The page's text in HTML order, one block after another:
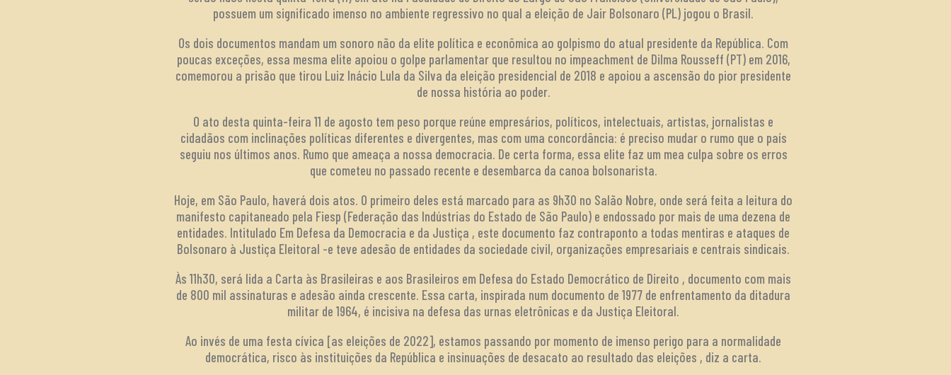
possuem um significado imenso no ambiente regressivo no qual a eleição de Jair Bolsonaro (PL) jogou o Brasil.
Os dois documentos mandam um sonoro não da elite política e econômica ao golpismo do atual presidente da República. Com
poucas exceções, essa mesma elite apoiou o golpe parlamentar que resultou no impeachment de Dilma Rousseff (PT) em 2016,
comemorou a prisão que tirou Luiz Inácio Lula da Silva da eleição presidencial de 2018 e apoiou a ascensão do pior presidente
de nossa história ao poder.
O ato desta quinta-feira 11 de agosto tem peso porque reúne empresários, políticos, intelectuais, artistas, jornalistas e
cidadãos com inclinações políticas diferentes e divergentes, mas com uma concordância: é preciso mudar o rumo que o país
seguiu nos últimos anos. Rumo que ameaça a nossa democracia. De certa forma, essa elite faz um mea culpa sobre os erros
que cometeu no passado recente e desembarca da canoa bolsonarista.
Hoje, em São Paulo, haverá dois atos. O primeiro deles está marcado para as 9h30 no Salão Nobre, onde será feita a leitura do
manifesto capitaneado pela Fiesp (Federação das Indústrias do Estado de São Paulo) e endossado por mais de uma dezena de
entidades. Intitulado Em Defesa da Democracia e da Justiça , este documento faz contraponto a todas mentiras e ataques de
Bolsonaro à Justiça Eleitoral -e teve adesão de entidades da sociedade civil, organizações empresariais e centrais sindicais.
Às 11h30, será lida a Carta às Brasileiras e aos Brasileiros em Defesa do Estado Democrático de Direito , documento com mais
de 800 mil assinaturas e adesão ainda crescente. Essa carta, inspirada num documento de 1977 de enfrentamento da ditadura
militar de 1964, é incisiva na defesa das urnas eletrônicas e da Justiça Eleitoral.
Ao invés de uma festa cívica [as eleições de 2022], estamos passando por momento de imenso perigo para a normalidade
democrática, risco às instituições da República e insinuações de desacato ao resultado das eleições , diz a carta.